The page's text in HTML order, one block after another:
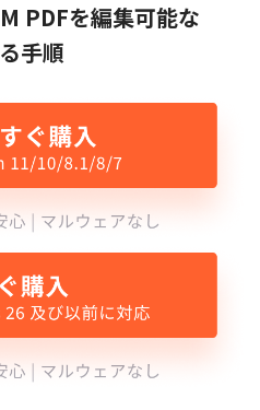
PDFを編集可能な
手順